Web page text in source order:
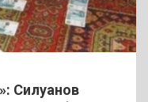
Силуанов